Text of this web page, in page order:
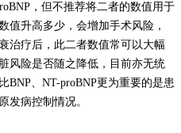
，但不推荐将二者的数值用于
值升高多少，会增加手术风险，
治疗后，此二者数值常可以大幅
风险是否随之降低，目前亦无统
BNP、NT-proBNP更为重要的是患
发病控制情况。